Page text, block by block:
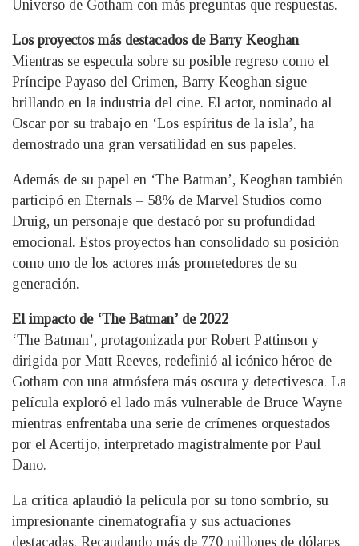
Universo de Gotham con más preguntas que respuestas.
Los proyectos más destacados de Barry Keoghan
Mientras se especula sobre su posible regreso como el
Príncipe Payaso del Crimen, Barry Keoghan sigue
brillando en la industria del cine. El actor, nominado al
Oscar por su trabajo en ‘Los espíritus de la isla’, ha
demostrado una gran versatilidad en sus papeles.
Además de su papel en ‘The Batman’, Keoghan también
participó en Eternals – 58% de Marvel Studios como
Druig, un personaje que destacó por su profundidad
emocional. Estos proyectos han consolidado su posición
como uno de los actores más prometedores de su
generación.
El impacto de ‘The Batman’ de 2022
‘The Batman’, protagonizada por Robert Pattinson y
dirigida por Matt Reeves, redefinió al icónico héroe de
Gotham con una atmósfera más oscura y detectivesca. La
película exploró el lado más vulnerable de Bruce Wayne
mientras enfrentaba una serie de crímenes orquestados
por el Acertijo, interpretado magistralmente por Paul
Dano.
La crítica aplaudió la película por su tono sombrío, su
impresionante cinematografía y sus actuaciones
destacadas. Recaudando más de 770 millones de dólares